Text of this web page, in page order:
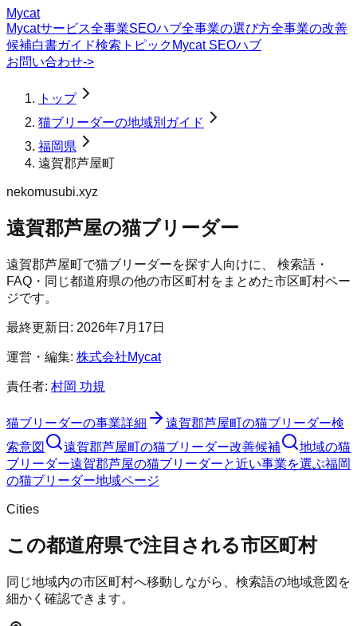
Mycat
Mycatサービス全事業SEOハブ全事業の選び方全事業の改善
候補白書ガイド検索トピック Mycat SEOハブ
お問い合わせ->
トップ
猫ブリーダーの地域別ガイド
福岡県
遠賀郡芦屋町
nekomusubi.xyz
遠賀郡芦屋の猫ブリーダー
遠賀郡芦屋町で猫ブリーダーを探す人向けに、 検索語・
FAQ・同じ都道府県の他の市区町村をまとめた市区町村ペー
ジです。
最終更新日: 2026年7月17日
運営・編集: 株式会社Mycat
責任者: 村岡 功規
猫ブリーダーの事業詳細 遠賀郡芦屋町の猫ブリーダー検
索意図
遠賀郡芦屋町の猫ブリーダー改善候補
地域の猫
ブリーダー遠賀郡芦屋の猫ブリーダーと近い事業を選ぶ福岡
の猫ブリーダー地域ページ
Cities
この都道府県で注目される市区町村
同じ地域内の市区町村へ移動しながら、検索語の地域意図を
細かく確認できます。